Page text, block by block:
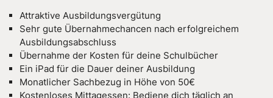
Attraktive Ausbildungsvergütung
Sehr gute Übernahmechancen nach erfolgreichem
Ausbildungsabschluss
Übernahme der Kosten für deine Schulbücher
Ein iPad für die Dauer deiner Ausbildung
Monatlicher Sachbezug in Höhe von 50€
Kostenloses Mittagessen: Bediene dich täglich an